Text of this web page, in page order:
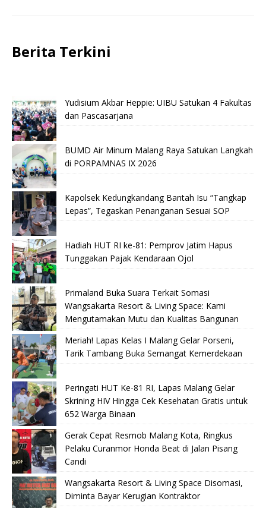
Berita Terkini
Yudisium Akbar Heppie: UIBU Satukan 4 Fakultas
dan Pascasarjana
BUMD Air Minum Malang Raya Satukan Langkah
di PORPAMNAS IX 2026
Kapolsek Kedungkandang Bantah Isu “Tangkap
Lepas”, Tegaskan Penanganan Sesuai SOP
Hadiah HUT RI ke-81: Pemprov Jatim Hapus
Tunggakan Pajak Kendaraan Ojol
Primaland Buka Suara Terkait Somasi
Wangsakarta Resort & Living Space: Kami
Mengutamakan Mutu dan Kualitas Bangunan
Meriah! Lapas Kelas I Malang Gelar Porseni,
Tarik Tambang Buka Semangat Kemerdekaan
Peringati HUT Ke-81 RI, Lapas Malang Gelar
Skrining HIV Hingga Cek Kesehatan Gratis untuk
652 Warga Binaan
Gerak Cepat Resmob Malang Kota, Ringkus
Pelaku Curanmor Honda Beat di Jalan Pisang
Candi
Wangsakarta Resort & Living Space Disomasi,
Diminta Bayar Kerugian Kontraktor